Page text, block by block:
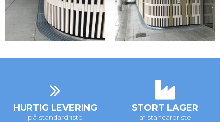
HURTIG LEVERING
på standardriste
STORT LAGER
af standardriste